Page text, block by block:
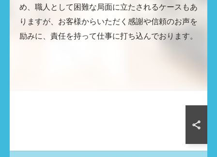
め、職人として困難な局面に立たされるケースもあ
りますが、お客様からいただく感謝や信頼のお声を
励みに、責任を持って仕事に打ち込んでおります。